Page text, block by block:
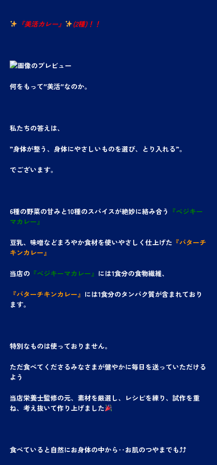
『美活カレー』 (2種)！！
何をもって″美活″なのか。
私たちの答えは、
”身体が整う、身体にやさしいものを選び、とり入れる”。
でございます。
6種の野菜の甘みと10種のスパイスが絶妙に絡み合う 『ベジキー
マカレー』
豆乳、味噌などまろやか食材を使いやさしく仕上げた 『バターチ
キンカレー』
当店の 『ベジキーマカレー』 には1食分の食物繊維、
『バターチキンカレー』 には1食分のタンパク質が含まれており
ます。
特別なものは使っておりません。
ただ食べてくださるみなさまが健やかに毎日を送っていただける
よう
当店栄養士監修の元、素材を厳選し、レシピを練り、試作を重
ね、考え抜いて作り上げました
食べていると自然にお身体の中から‥お肌のつやまでも⤴⤴